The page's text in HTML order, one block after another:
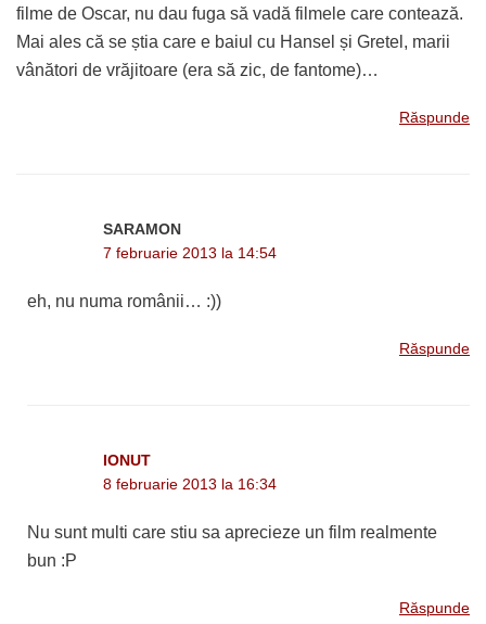
filme de Oscar, nu dau fuga să vadă filmele care contează.
Mai ales că se știa care e baiul cu Hansel și Gretel, marii
vânători de vrăjitoare (era să zic, de fantome)…
Răspunde
SARAMON
7 februarie 2013 la 14:54
eh, nu numa românii… :))
Răspunde
IONUT
8 februarie 2013 la 16:34
Nu sunt multi care stiu sa aprecieze un film realmente
bun :P
Răspunde